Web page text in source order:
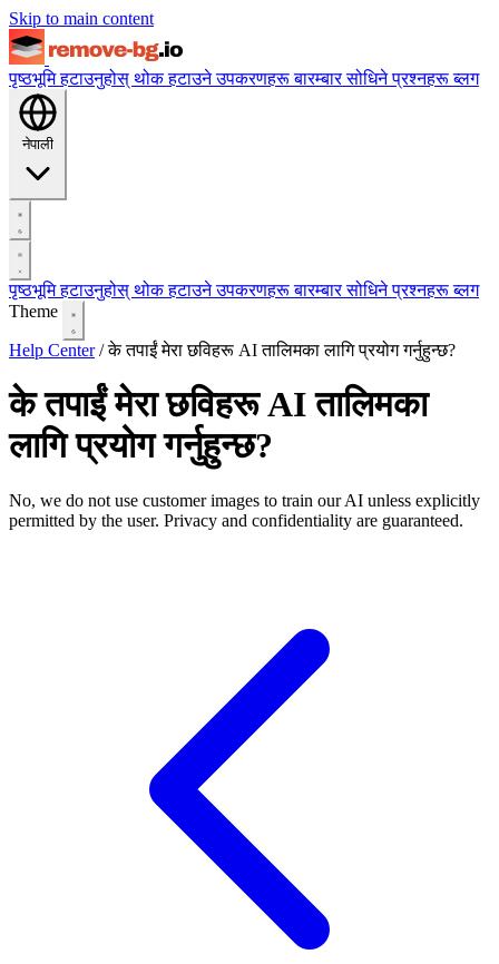
Skip to main content
पृष्ठभूमि हटाउनुहोस् थोक हटाउनेउपकरणहरूबारम्बार सोधिने प्रश्नहरूब्लग
नेपाली
पृष्ठभूमि हटाउनुहोस् थोक हटाउनेउपकरणहरूबारम्बार सोधिने प्रश्नहरूब्लग
Theme
Help Center / के तपाईं मेरा छविहरू AI तालिमका लागि प्रयोग गर्नुहुन्छ?
के तपाईं मेरा छविहरू AI तालिमका
लागि प्रयोग गर्नुहुन्छ?
No, we do not use customer images to train our AI unless explicitly
permitted by the user. Privacy and confidentiality are guaranteed.